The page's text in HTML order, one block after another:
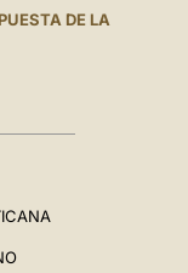
DE LA